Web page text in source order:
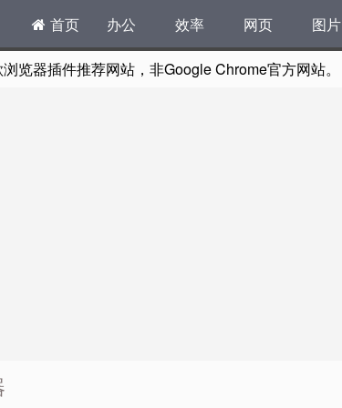
首页 办公 效率 网页 图片
览器插件推荐网站，非Google Chrome官方网站。